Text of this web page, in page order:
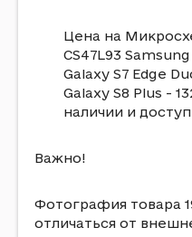
Цена на
CS47L93
Galaxy S7 Edge
Galaxy S8 Plus -
наличии и
Важно!
Фотография товара
отличаться от